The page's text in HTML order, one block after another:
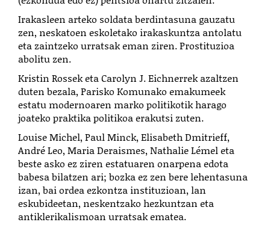
Irakasleen arteko soldata berdintasuna gauzatu
zen, neskatoen eskoletako irakaskuntza antolatu
eta zaintzeko urratsak eman ziren. Prostituzioa
abolitu zen.
Kristin Rossek eta Carolyn J. Eichnerrek azaltzen
duten bezala, Parisko Komunako emakumeek
estatu modernoaren marko politikotik harago
joateko praktika politikoa erakutsi zuten.
Louise Michel, Paul Minck, Elisabeth Dmitrieff,
André Leo, Maria Deraismes, Nathalie Lémel eta
beste asko ez ziren estatuaren onarpena edota
babesa bilatzen ari; bozka ez zen bere lehentasuna
izan, bai ordea ezkontza instituzioan, lan
eskubideetan, neskentzako hezkuntzan eta
antiklerikalismoan urratsak ematea.